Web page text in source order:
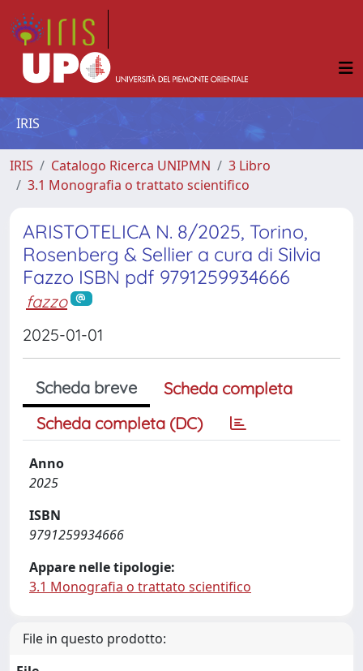
IRIS
IRIS Catalogo Ricerca UNIPMN
3 Libro
3.1 Monografia o trattato scientifico
ARISTOTELICA N. 8/2025, Torino,
Rosenberg & Sellier a cura di Silvia
Fazzo ISBN pdf 9791259934666
fazzo
2025-01-01
Scheda breve
Scheda completa
Scheda completa (DC)
Anno
2025
ISBN
9791259934666
Appare nelle tipologie:
3.1 Monografia o trattato scientifico
File in questo prodotto: